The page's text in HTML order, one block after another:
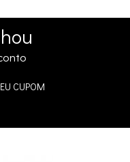
no Pix e Boleto
CUPOM